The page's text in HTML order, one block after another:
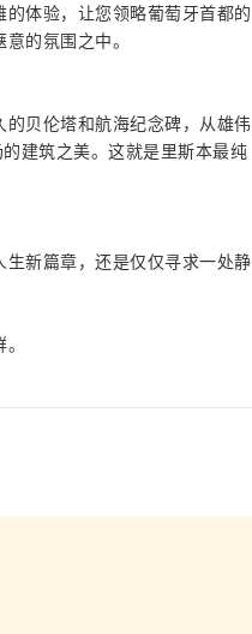
体验，让您领略葡萄牙首都的
的氛围之中。
贝伦塔和航海纪念碑，从雄伟
建筑之美。这就是里斯本最纯
新篇章，还是仅仅寻求一处静